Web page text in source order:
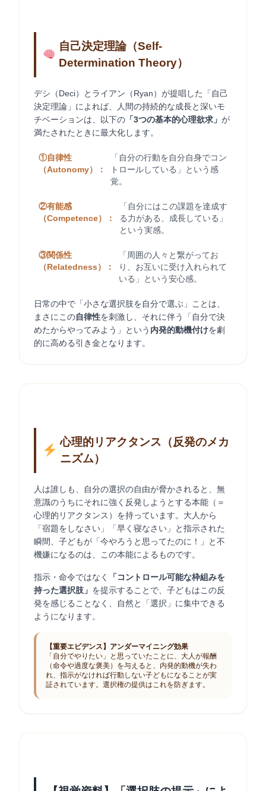
自己決定理論（Self-
Determination Theory）
デシ（Deci）とライアン（Ryan）が提唱した「自己
決定理論」によれば、人間の持続的な成長と深いモ
チベーションは、以下の 「3つの基本的心理欲求」 が
満たされたときに最大化します。
①自律性
（Autonomy）：
「自分の行動を自分自身でコン
トロールしている」という感
覚。
②有能感
（Competence）：
「自分にはこの課題を達成す
る力がある、成長している」
という実感。
③関係性
（Relatedness）：
「周囲の人々と繋がってお
り、お互いに受け入れられて
いる」という安心感。
日常の中で「小さな選択肢を自分で選ぶ」ことは、
まさにこの自律性を刺激し、それに伴う「自分で決
めたからやってみよう」という 内発的動機付けを劇
的に高める引き金となります。
心理的リアクタンス（反発のメカ
ニズム）
人は誰しも、自分の選択の自由が脅かされると、無
意識のうちにそれに強く反発しようとする本能（＝
心理的リアクタンス）を持っています。大人から
「宿題をしなさい」「早く寝なさい」と指示された
瞬間、子どもが「今やろうと思ってたのに！」と不
機嫌になるのは、この本能によるものです。
指示・命令ではなく
「コントロール可能な枠組みを
持った選択肢」 を提示することで、子どもはこの反
発を感じることなく、自然と「選択」に集中できる
ようになります。
【重要エビデンス】アンダーマイニング効果
「自分でやりたい」と思っていたことに、大人が報酬
（命令や過度な褒美）を与えると、内発的動機が失わ
れ、指示がなければ行動しない子どもになることが実
証されています。選択権の提供はこれを防ぎます。